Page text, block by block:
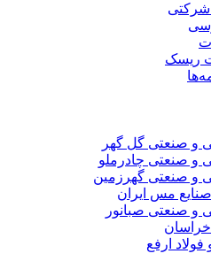
شرکتی
ریسک
و صنعتی گل گهر
و صنعتی چادرملو
و صنعتی گهرزمین
مس ایران
صنعتی صبانور
خراسان
ارفع